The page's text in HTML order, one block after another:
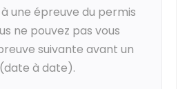
une épreuve du permis
ne pouvez pas vous
suivante avant un
à date).